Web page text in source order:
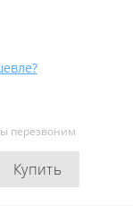
перезвоним
Купить